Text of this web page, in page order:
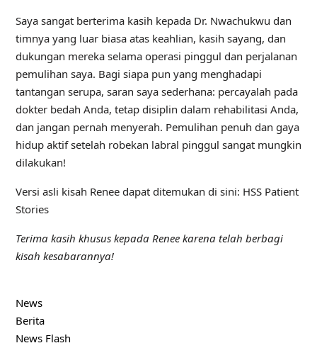
Saya sangat berterima kasih kepada Dr. Nwachukwu dan
timnya yang luar biasa atas keahlian, kasih sayang, dan
dukungan mereka selama operasi pinggul dan perjalanan
pemulihan saya. Bagi siapa pun yang menghadapi
tantangan serupa, saran saya sederhana: percayalah pada
dokter bedah Anda, tetap disiplin dalam rehabilitasi Anda,
dan jangan pernah menyerah. Pemulihan penuh dan gaya
hidup aktif setelah robekan labral pinggul sangat mungkin
dilakukan!
Versi asli kisah Renee dapat ditemukan di sini: HSS Patient
Stories
Terima kasih khusus kepada Renee karena telah berbagi
kisah kesabarannya!
News
Berita
News Flash